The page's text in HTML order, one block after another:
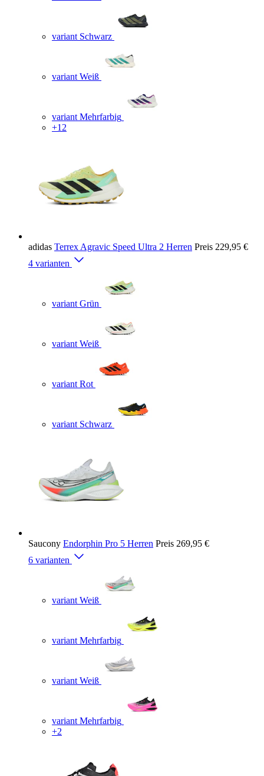
variant Schwarz
variant Weiß
variant Mehrfarbig
+12
adidas Terrex Agravic Speed Ultra 2 Herren Preis 229,95 €
4 varianten
variant Grün
variant Weiß
variant Rot
variant Schwarz
Saucony Endorphin Pro 5 Herren Preis 269,95 €
6 varianten
variant Weiß
variant Mehrfarbig
variant Weiß
variant Mehrfarbig
+2